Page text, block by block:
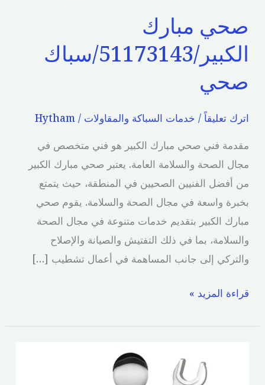
صحي مبارك
الكبير/51173143/سباك
صحي
اترك تعليقاً / خدمات السباكة والمقاولات /
Hytham
مقدمة فني صحي مبارك الكبير هو فني متخصص في
مجال الصحة والسلامة العامة. يعتبر صحي مبارك الكبير
من أفضل الفنيين الصحيين في المنطقة، حيث يتمتع
بخبرة واسعة في مجال الصحة والسلامة. يقوم صحي
مبارك الكبير بتقديم خدمات متنوعة في مجال الصحة
والسلامة، بما في ذلك التفتيش والصيانة والإصلاح
والتركي إلى جانب المساهمة في أعمال تشطيب […]
قراءة المزيد »